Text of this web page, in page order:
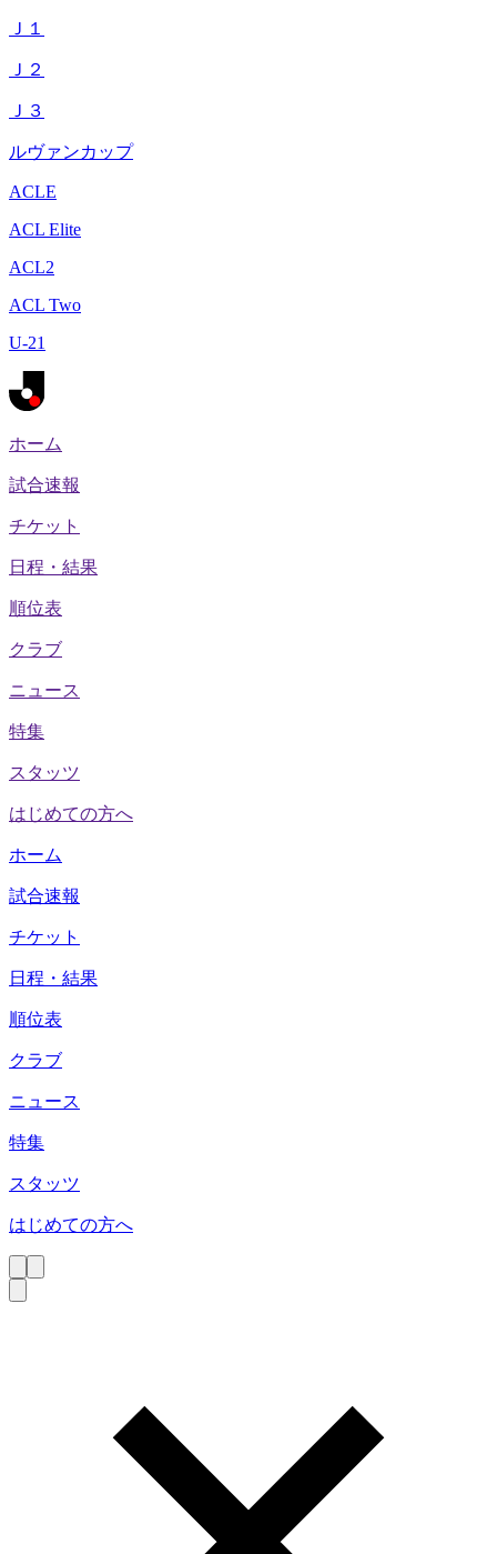
Ｊ１
Ｊ２
Ｊ３
ルヴァンカップ
ACLE
ACL Elite
ACL2
ACL Two
U-21
ホーム
試合速報
チケット
日程・結果
順位表
クラブ
ニュース
特集
スタッツ
はじめての方へ
ホーム
試合速報
チケット
日程・結果
順位表
クラブ
ニュース
特集
スタッツ
はじめての方へ